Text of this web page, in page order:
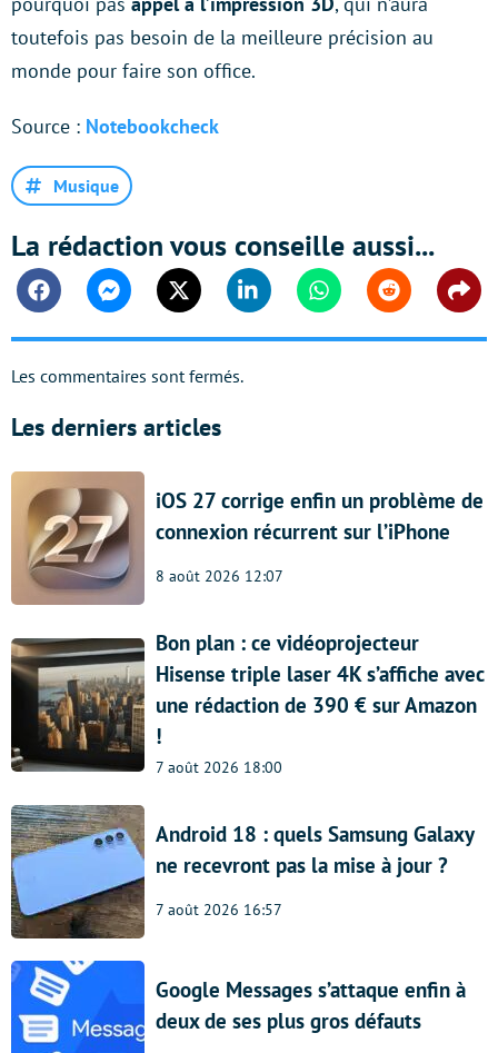
toutefois pas besoin de la meilleure précision au
monde pour faire son office.
Source : Notebookcheck
Musique
La rédaction vous conseille aussi...
FacebookMessengerTwitter Linkedin WhatsappReddit
Les commentaires sont fermés.
Les derniers articles
iOS 27 corrige enfin un problème de
connexion récurrent sur l’iPhone
8 août 2026 12:07
Bon plan : ce vidéoprojecteur
Hisense triple laser 4K s’affiche avec
une rédaction de 390 € sur Amazon
!
7 août 2026 18:00
Android 18 : quels Samsung Galaxy
ne recevront pas la mise à jour ?
7 août 2026 16:57
Google Messages s’attaque enfin à
deux de ses plus gros défauts